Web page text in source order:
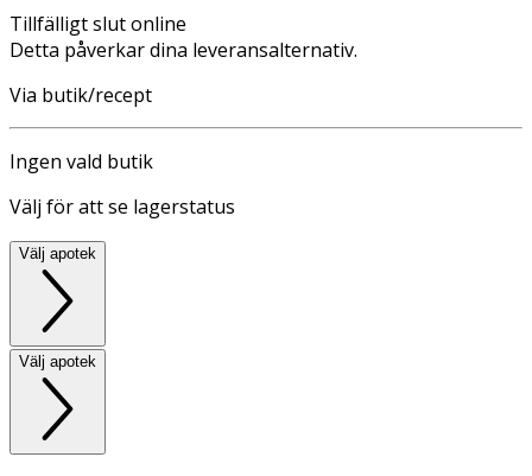
Tillfälligt slut online
Detta påverkar dina leveransalternativ.
Via butik/recept
Ingen vald butik
Välj för att se lagerstatus
Välj apotek
Välj apotek